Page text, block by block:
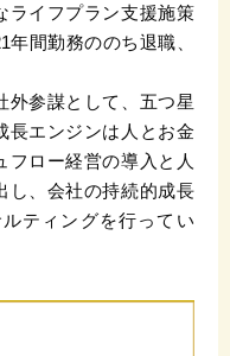
ライフプラン支援施策
間勤務ののち退職、
外参謀として、五つ星
長エンジンは人とお金
フロー経営の導入と人
し、会社の持続的成長
ティングを行ってい